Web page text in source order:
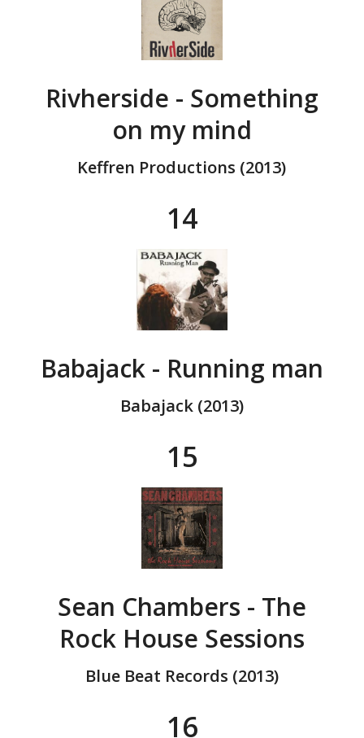
Rivherside - Something
on my mind
Keffren Productions (2013)
14
Babajack - Running man
Babajack (2013)
15
Sean Chambers - The
Rock House Sessions
Blue Beat Records (2013)
16